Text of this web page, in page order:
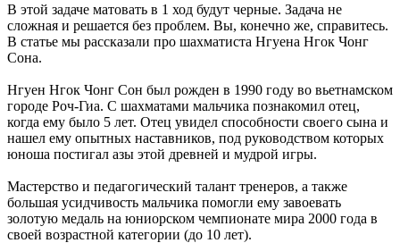
В этой задаче матовать в 1 ход будут черные. Задача не
сложная и решается без проблем. Вы, конечно же, справитесь.
В статье мы рассказали про шахматиста Нгуена Нгок Чонг
Сона.
Нгуен Нгок Чонг Сон был рожден в 1990 году во вьетнамском
городе Роч-Гиа. С шахматами мальчика познакомил отец,
когда ему было 5 лет. Отец увидел способности своего сына и
нашел ему опытных наставников, под руководством которых
юноша постигал азы этой древней и мудрой игры.
Мастерство и педагогический талант тренеров, а также
большая усидчивость мальчика помогли ему завоевать
золотую медаль на юниорском чемпионате мира 2000 года в
своей возрастной категории (до 10 лет).